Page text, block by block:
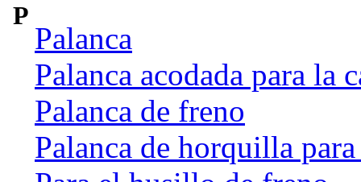
P
Palanca
Palanca acodada para la
Palanca de freno
Palanca de horquilla